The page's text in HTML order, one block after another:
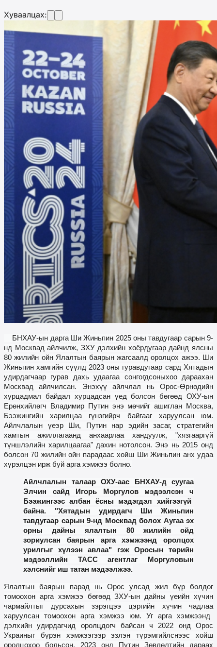
Хуваалцах:
БНХАУ-ын дарга Ши Жиньпин 2025 онытавдугаар сарын 9-
нд Москвад айлчилж, ЗХУ дэлхийн хоёрдугаар дайнд ялсны
80 жилийн ойн Ялалтын баярын жагсаалд оролцох ажээ. Ши
Жиньпин хамгийн сүүлд 2023 оны гуравдугаар сард Хятадын
удирдагчаар гурав дахь удаагаа сонгогдсоныхоо дараахан
Москвад айлчилсан. Энэхүү айлчлал нь Орос-Өрнөдийн
хурцадмал байдал хурцадсан үед болсон бөгөөд ОХУ-ын
Ерөнхийлөгч Владимир Путин энэ мөчийг ашиглан Москва,
Бээжингийн харилцаа гүнзгийрч байгааг харуулсан юм.
Айлчлалын үеэр
Ш и, Путин нар эдийн засаг, стратегийн
хамтын ажиллагаанд анхаарлаа хандуулж, "хязгааргүй
түншлэлийн харилцаагаа" дахин нотолсон. Энэ нь 2015 онд
болсон 70 жилийн ойн парадаас хойш
Ш иЖиньпин анх удаа
хүрэлцэн ирж буй арга хэмжээ болно.
Айлчлалын талаарОХУ-аас БНХАУ-д суугаа
Элчин сайд Игорь Моргулов мэдээлсэн ч
Бээжингээс албан ёсны мэдэгдэл хийгээгүй
байна. "Хятадын удирдагч Ши Жиньпин
тавдугаар сарын 9-нд Москвад болох Аугаа эх
орны дайны ялалтын 80 жилийн ойд
зориулсан баярын арга хэмжээнд оролцох
урилгыг хүлээн авлаа" гэж Оросын төрийн
мэдээллийн ТАСС агентлаг Моргуловын
хэлснийг иш татан мэдээлжээ.
Ялалтын баярын парад нь Орос улсад жил бүр болдог
томоохон арга хэмжээ бөгөөд ЗХУ-ын дайны үеийн хүчин
чармайлтыг дурсахын зэрэгцээ цэргийн хүчин чадлаа
харуулсан томоохон арга хэмжээ юм. Уг арга хэмжээнд
дэлхийн удирдагчид оролцдогч байсан ч 2022 онд Орос
Украиныг бүрэн хэмжээгээр эзлэн түрэмгийлснээс хойш
оролцохоо больсон. 2023 онд Путин Зөвлөлтийн дараах